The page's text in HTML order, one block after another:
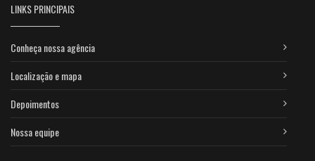
LINKS PRINCIPAIS
Conheça nossa agência
Localização e mapa
Depoimentos
Nossa equipe